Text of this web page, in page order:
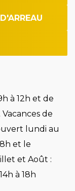
à 12h et de
de
lundi au
et le
et Août :
à 18h